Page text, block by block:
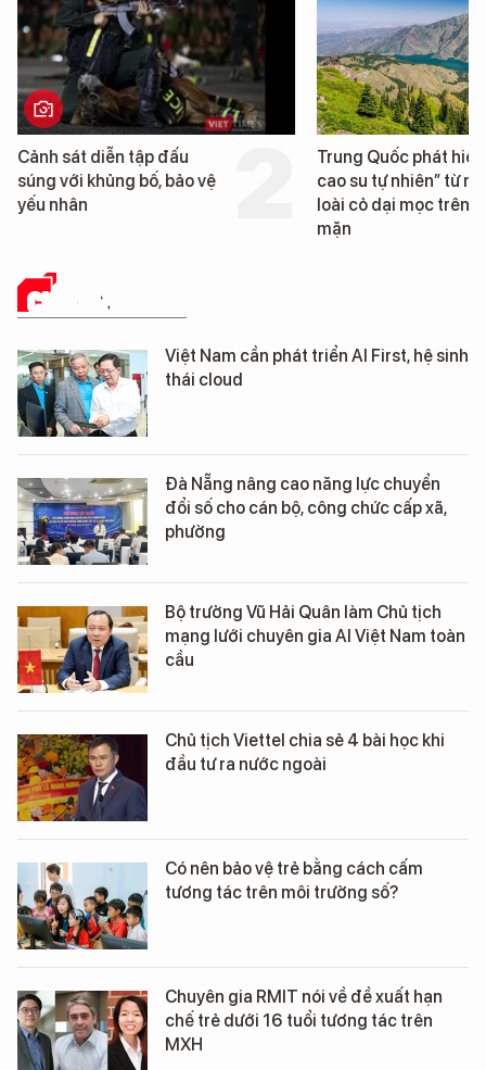
Trung Quốc phát hiện “mỏ
cao su tự nhiên” từ một
loài cỏ dại mọc trên đất
Loạt dự án bất động
Đà Nẵng sắp bị kiểm
CHUYỂN ĐỔI SỐ
Việt Nam cần phát triển AI First, hệ sinh
thái cloud
Đà Nẵng nâng cao năng lực chuyển
đổi số cho cán bộ, công chức cấp xã,
phường
Bộ trưởng Vũ Hải Quân làm Chủ tịch
mạng lưới chuyên gia AI Việt Nam toàn
cầu
Chủ tịch Viettel chia sẻ 4 bài học khi
đầu tư ra nước ngoài
Có nên bảo vệ trẻ bằng cách cấm
tương tác trên môi trường số?
Chuyên gia RMIT nói về đề xuất hạn
chế trẻ dưới 16 tuổi tương tác trên
MXH